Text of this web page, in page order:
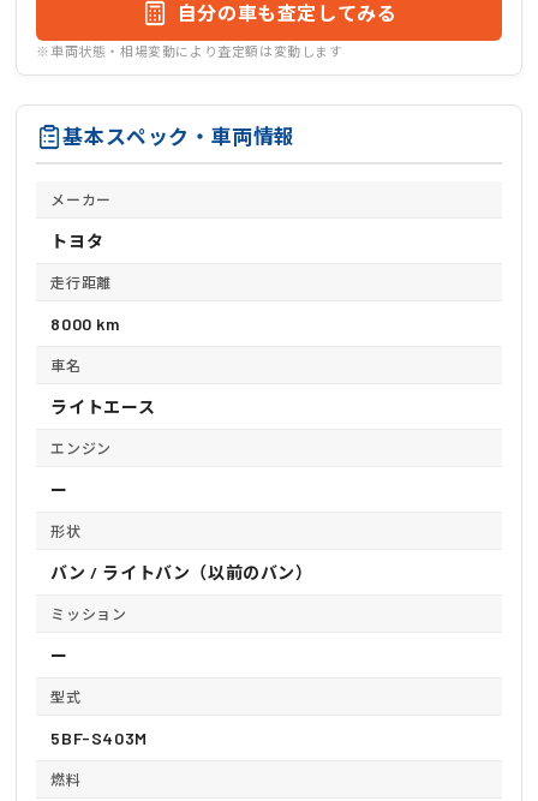
自分の車も査定してみる
※車両状態・相場変動により査定額は変動します
基本スペック・車両情報
メーカー
トヨタ
走行距離
8000 km
車名
ライトエース
エンジン
ー
形状
バン / ライトバン（以前のバン）
ミッション
ー
型式
5BF-S403M
燃料